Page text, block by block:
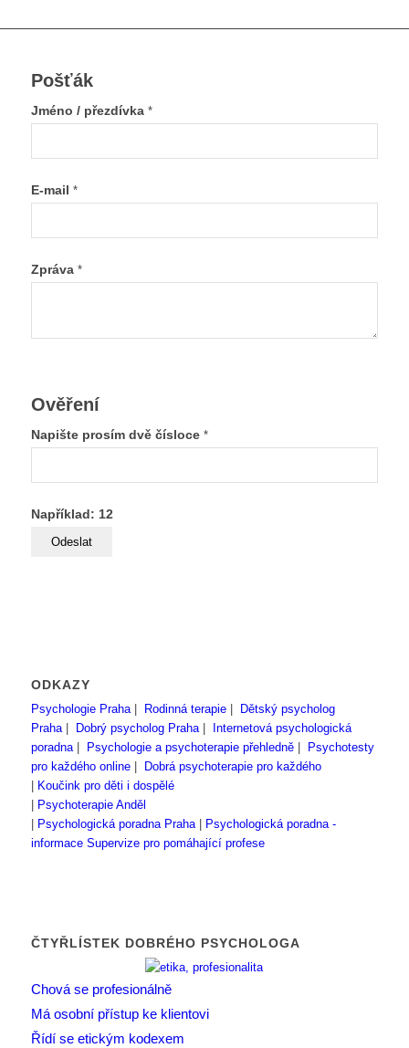
Pošťák
Jméno / přezdívka *
E-mail *
Zpráva *
Ověření
Napište prosím dvě čísloce *
Například: 12
ODKAZY
Psychologie Praha| Rodinná terapie|
Dětský psycholog
Praha| Dobrý psycholog Praha|
Internetová psychologická
poradna| Psychologie a psychoterapie přehledně|
Psychotesty
pro každého online|
Dobrá psychoterapie pro každého
Koučink pro děti i dospělé
Psychoterapie Anděl
Psychologická poradna Praha|
Psychologická poradna -
informace Supervize pro pomáhající profese
ČTYŘLÍSTEK DOBRÉHO PSYCHOLOGA
Chová se profesionálně
Má osobní přístup ke klientovi
Řídí se etickým kodexem